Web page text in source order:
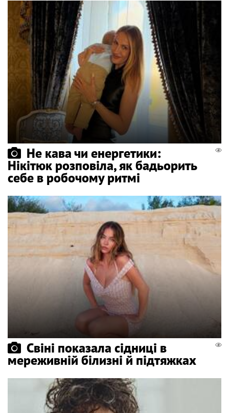
Не кава чи енергетики:
Нікітюк розповіла, як бадьорить
себе в робочому ритмі
Свіні показала сідниці в
мереживній білизні й підтяжках